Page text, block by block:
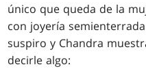
único que queda de la
con joyería
suspiro y Chandra
decirle algo: